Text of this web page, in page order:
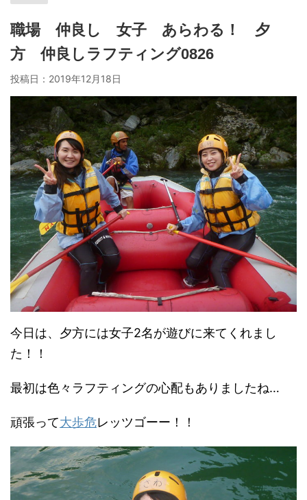
職場 仲良し 女子 あらわる！ 夕
方 仲良しラフティング0826
投稿日： 2019年12月18日
今日は、夕方には女子2名が遊びに来てくれまし
た！！
最初は色々ラフティングの心配もありましたね…
頑張って大歩危レッツゴーー！！